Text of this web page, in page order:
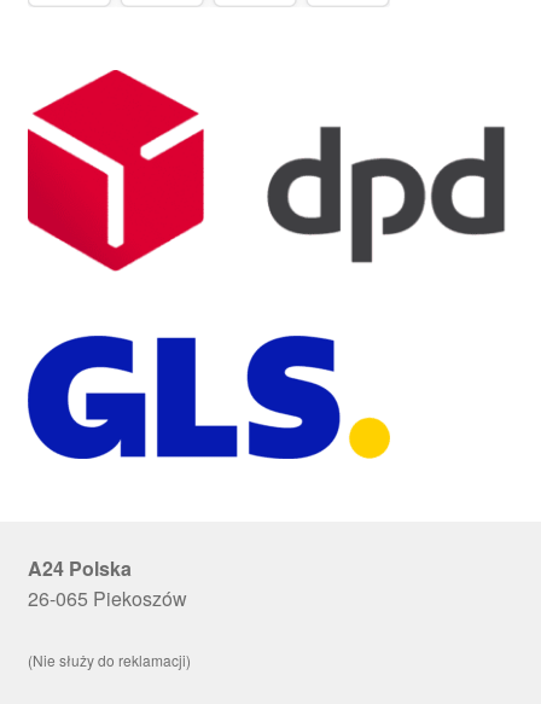
A24 Polska
26-065 Piekoszów
(Nie służy do reklamacji)